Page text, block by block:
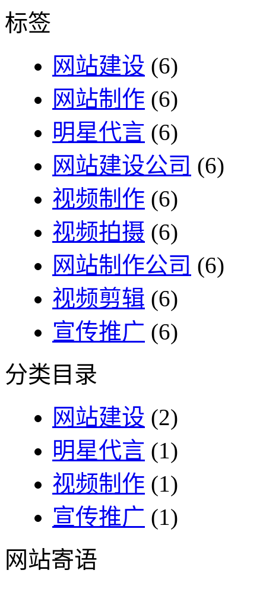
标签
网站建设 (6)
网站制作 (6)
明星代言 (6)
网站建设公司 (6)
视频制作 (6)
视频拍摄 (6)
网站制作公司 (6)
视频剪辑 (6)
宣传推广 (6)
分类目录
网站建设 (2)
明星代言 (1)
视频制作 (1)
宣传推广 (1)
网站寄语